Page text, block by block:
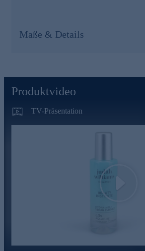
die Haut dabei, auch äußere
können.
Durch die Verbindung von
Behandlungsvorschlägen und
Produkten mit höchster Wirkleistung
Kosmetikartikeln aus der Linie Beauty
Resultate, wie nach einer
Online bestellen und die Haut
Maße & Details
Produktvideo
TV-Präsentation